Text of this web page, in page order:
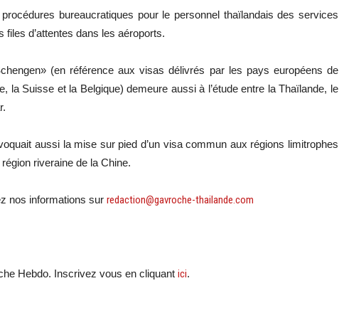
bureaucratiques pour le personnel thaïlandais des services
d’attentes dans les aéroports.
(en référence aux visas délivrés par les pays européens de
la Suisse et la Belgique) demeure aussi à l’étude entre la Thaïlande, le
aussi la mise sur pied d’un visa commun aux régions limitrophes
riveraine de la Chine.
nos informations sur redaction@gavroche-thailande.com
Hebdo. Inscrivez vous en cliquant ici.